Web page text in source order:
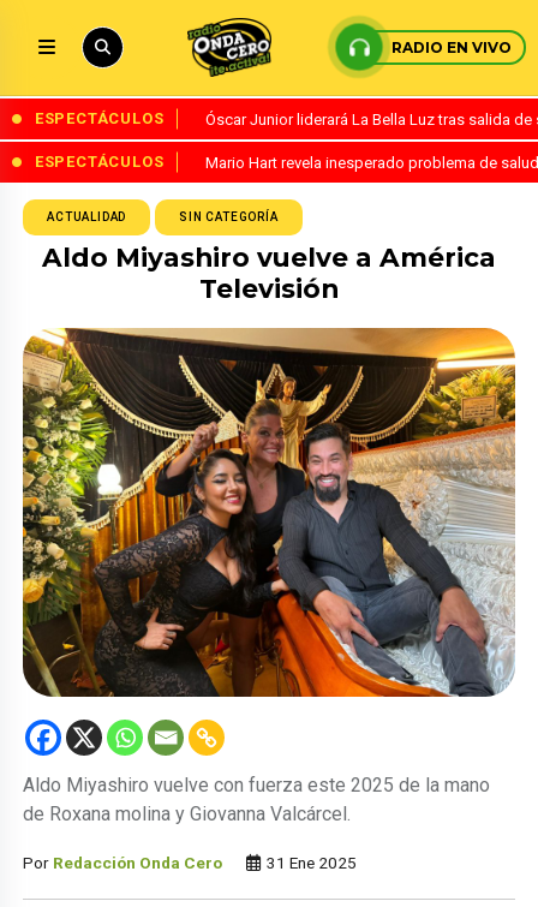
RADIO EN VIVO
ESPECTÁCULOS Óscar Junior liderará La Bella Luz tras salida
ESPECTÁCULOS Mario Hart revela inesperado problema de
ACTUALIDAD SIN CATEGORÍA
Aldo Miyashiro vuelve a América
Televisión
Aldo Miyashiro vuelve con fuerza este 2025 de la mano
de Roxana molina y Giovanna Valcárcel.
Por Redacción Onda Cero 31 Ene 2025